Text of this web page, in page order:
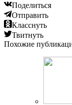
Поделиться
Отправить
Класснуть
Твитнуть
Похожие